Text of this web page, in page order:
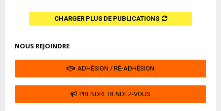
CHARGER PLUS DE PUBLICATIONS
NOUS REJOINDRE
ADHÉSION / RÉ-ADHÉSION
PRENDRE RENDEZ-VOUS